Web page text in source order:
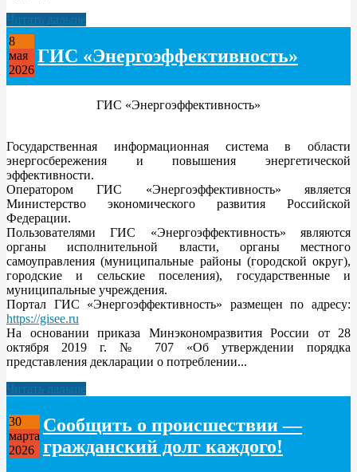
Читать дальше
8
мая
2026
ГИС «Энергоэффективность»
ГИС «Энергоэффективность»
Государственная информационная система в области
энергосбережения и повышения энергетической
эффективности.
Оператором ГИС «Энергоэффективность» является
Министерство экономического развития Российской
Федерации.
Пользователями ГИС «Энергоэффективность» являются
органы исполнительной власти, органы местного
самоуправления (муниципальные районы (городской округ),
городские и сельские поселения), государственные и
муниципальные учреждения.
Портал ГИС «Энергоэффективность» размещен по адресу:
https://gisee.ru
На основании приказа Минэкономразвития России от 28
октября 2019 г. № 707 «Об утверждении порядка
представления декларации о потреблении...
Читать дальше
30
марта
2026
Сообщить о происшествии —
гражданский долг каждого!